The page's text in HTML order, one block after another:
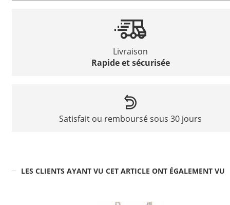
Livraison
Rapide et sécurisée
Satisfait ou remboursé sous 30 jours
LES CLIENTS AYANT VU CET ARTICLE ONT ÉGALEMENT VU